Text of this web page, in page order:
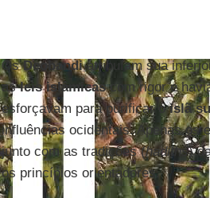
OsDeobandiatribuíam sua
asleis islâmicascom rigor e
esforçavam para purificar oislã
influências ocidentais. Apenas os
junto com as tradições (hadiths)
os princípios orientadores.